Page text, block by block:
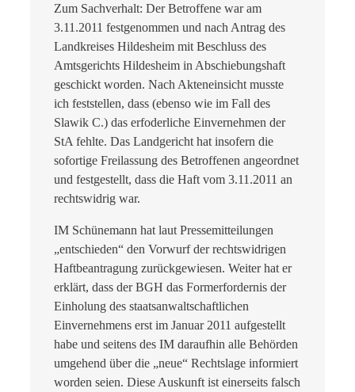
Zum Sachverhalt: Der Betroffene war am
3.11.2011 festgenommen und nach Antrag des
Landkreises Hildesheim mit Beschluss des
Amtsgerichts Hildesheim in Abschiebungshaft
geschickt worden. Nach Akteneinsicht musste
ich feststellen, dass (ebenso wie im Fall des
Slawik C.) das erfoderliche Einvernehmen der
StA fehlte. Das Landgericht hat insofern die
sofortige Freilassung des Betroffenen angeordnet
und festgestellt, dass die Haft vom 3.11.2011 an
rechtswidrig war.
IM Schünemann hat laut Pressemitteilungen
„entschieden“ den Vorwurf der rechtswidrigen
Haftbeantragung zurückgewiesen. Weiter hat er
erklärt, dass der BGH das Formerfordernis der
Einholung des staatsanwaltschaftlichen
Einvernehmens erst im Januar 2011 aufgestellt
habe und seitens des IM daraufhin alle Behörden
umgehend über die „neue“ Rechtslage informiert
worden seien. Diese Auskunft ist einerseits falsch